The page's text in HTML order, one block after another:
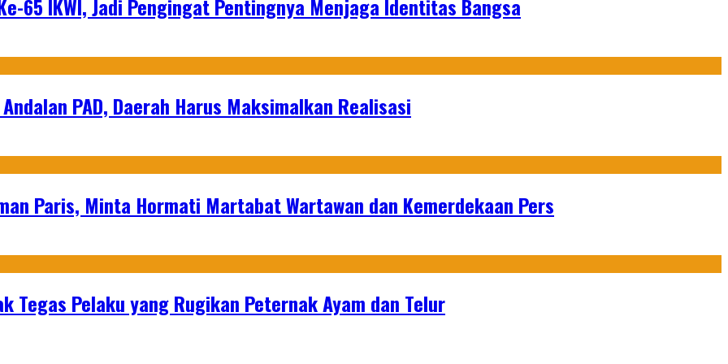
65 IKWI, Jadi Pengingat Pentingnya Menjaga Identitas Bangsa
PAD, Daerah Harus Maksimalkan Realisasi
Paris, Minta Hormati Martabat Wartawan dan Kemerdekaan Pers
Tegas Pelaku yang Rugikan Peternak Ayam dan Telur